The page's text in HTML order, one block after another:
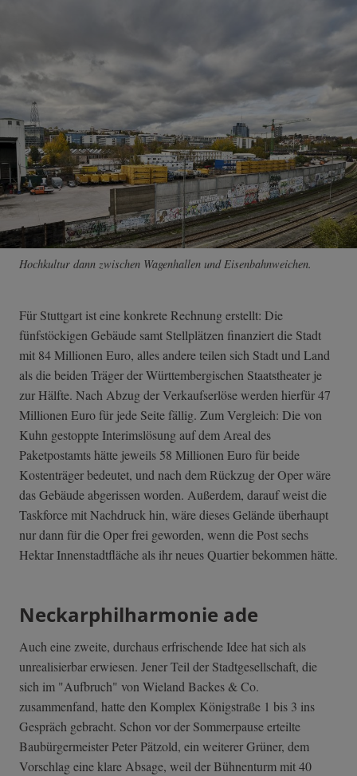
Hochkultur dann zwischen Wagenhallen und Eisenbahnweichen.
Für Stuttgart ist eine konkrete Rechnung erstellt: Die
fünfstöckigen Gebäude samt Stellplätzen finanziert die Stadt
mit 84 Millionen Euro, alles andere teilen sich Stadt und Land
als die beiden Träger der Württembergischen Staatstheater je
zur Hälfte. Nach Abzug der Verkaufserlöse werden hierfür 47
Millionen Euro für jede Seite fällig. Zum Vergleich: Die von
Kuhn gestoppte Interimslösung auf dem Areal des
Paketpostamts hätte jeweils 58 Millionen Euro für beide
Kostenträger bedeutet, und nach dem Rückzug der Oper wäre
das Gebäude abgerissen worden. Außerdem, darauf weist die
Taskforce mit Nachdruck hin, wäre dieses Gelände überhaupt
nur dann für die Oper frei geworden, wenn die Post sechs
Hektar Innenstadtfläche als ihr neues Quartier bekommen hätte.
Neckarphilharmonie ade
Auch eine zweite, durchaus erfrischende Idee hat sich als
unrealisierbar erwiesen. Jener Teil der Stadtgesellschaft, die
sich im "Aufbruch" von Wieland Backes & Co.
zusammenfand, hatte den Komplex Königstraße 1 bis 3 ins
Gespräch gebracht. Schon vor der Sommerpause erteilte
Baubürgermeister Peter Pätzold, ein weiterer Grüner, dem
Vorschlag eine klare Absage, weil der Bühnenturm mit 40